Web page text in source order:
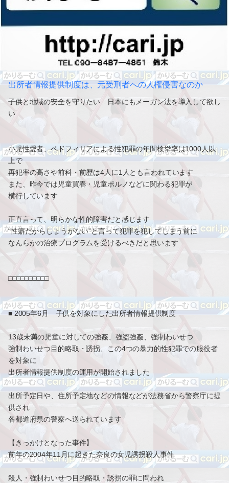
出所者情報提供制度は、元受刑者への人権侵害なのか
子供と地域の安全を守りたい 日本にもメーガン法を導入して欲し
い
小児性愛者、ペドフィリアによる性犯罪の年間検挙率は1000人以
上で
再犯率の高さや前科・前歴は4人に1人とも言われています
また、昨今では児童買春・児童ポルノなどに関わる犯罪が
横行しています
正直言って、明らかな性的障害だと感じます
“性癖だからしょうがない”と言って犯罪を犯してしまう前に
なんらかの治療プログラムを受けるべきだと思います
□□□□□□□□□□
■ 2005年6月 子供を対象にした出所者情報提供制度
13歳未満の児童に対しての強姦、強盗強姦、強制わいせつ
強制わいせつ目的略取・誘拐、この4つの暴力的性犯罪での服役者
を対象に
出所者情報提供制度の運用が開始されました
出所予定日や、住所予定地などの情報などが法務省から警察庁に提
供され
各都道府県の警察へ送られています
【きっかけとなった事件】
前年の2004年11月に起きた奈良の女児誘拐殺人事件
殺人・強制わいせつ目的略取・誘拐の罪に問われ